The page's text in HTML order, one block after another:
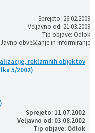
Sprejeto: 26.02.2009
Veljavno od: 21.03.2009
Tip objave: Odlok
Javno obveščanje in informiranje
reklamnih objektov
5/2002)
Sprejeto: 11.07.2002
Veljavno od: 03.08.2002
Tip objave: Odlok